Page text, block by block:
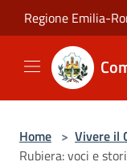
Salta al contenuto
Regione Emilia-
Home > Vivere il
Rubiera: voci e